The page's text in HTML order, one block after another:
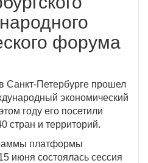
форума
Санкт-Петербурге прошел
экономический
году его посетили
стран и территорий.
платформы
июня состоялась сессия